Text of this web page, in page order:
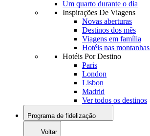
Um quarto durante o dia
Inspirações De Viagens
Novas aberturas
Destinos dos mês
Viagens em família
Hotéis nas montanhas
Hotéis Por Destino
Paris
London
Lisbon
Madrid
Ver todos os destinos
Programa de fidelização
Voltar